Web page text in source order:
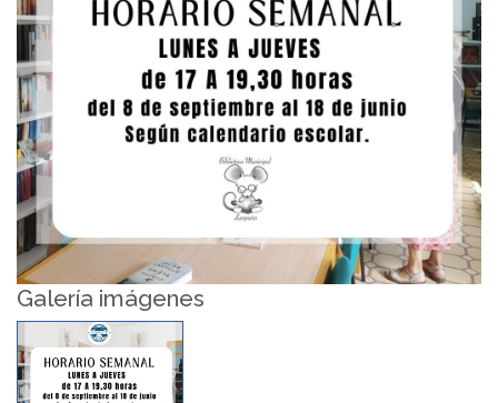
Galería imágenes